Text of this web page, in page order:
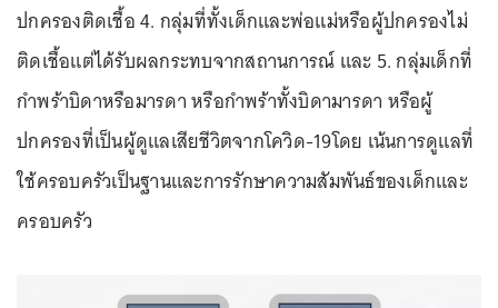
ปกครองติดเชื้อ 4. กลุ่มที่ทั้งเด็กและพ่อแม่หรือผู้ปกครองไม่
ติดเชื้อแต่ได้รับผลกระทบจากสถานการณ์ และ 5. กลุ่มเด็กที่
กำพร้าบิดาหรือมารดา หรือกำพร้าทั้งบิดามารดา หรือผู้
ปกครองที่เป็นผู้ดูแลเสียชีวิตจากโควิด-19โดย เน้นการดูแลที่
ใช้ครอบครัวเป็นฐานและการรักษาความสัมพันธ์ของเด็กและ
ครอบครัว